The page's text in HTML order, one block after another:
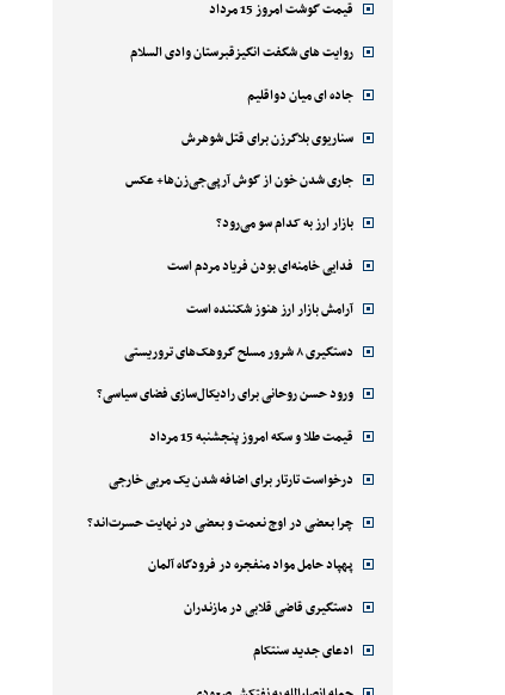
قیمت گوشت امروز 15 مرداد
روایت های شگفت انگیزقبرستان وادی السلام
جاده ای میان دواقلیم
سناریوی بلاگرزن برای قتل شوهرش
جاری شدن خون از گوش آرپی‌جی‌زن‌ها+ عکس
بازار ارز به کدام سو می‌رود؟
فدایی خامنه‌ای بودن فریاد مردم است
آرامش بازار ارز هنوز شکننده است
دستگیری ۸ شرور مسلح گروهک‌های تروریستی
ورود حسن روحانی برای رادیکال‌سازی فضای سیاسی؟
قیمت طلا و سکه امروز پنجشنبه 15 مرداد
درخواست تارتار برای اضافه شدن یک مربی خارجی
چرا بعضی در اوج نعمت و بعضی در نهایت حسرت‌اند؟
پهپاد حامل مواد منفجره در فرودگاه آلمان
دستگیری قاضی قلابی در مازندران
ادعای جدید سنتکام